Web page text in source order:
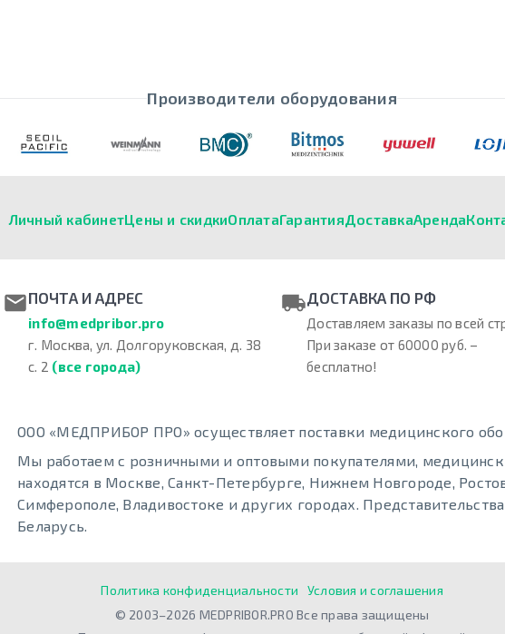
Производители оборудования
Личный кабинетЦены и скидкиОплатаГарантияДоставкаАренда
ПОЧТА И АДРЕС
info@medpribor.pro
г. Москва, ул. Долгоруковская, д. 38
с. 2 (все города)
ДОСТАВКА ПО РФ
Доставляем заказы по всей
При заказе от 60000 руб. –
бесплатно!
ООО «МЕДПРИБОР ПРО» осуществляет поставки медицинского
Мы работаем с розничными и оптовыми покупателями,
находятся в Москве, Санкт-Петербурге, Нижнем Новгороде,
Симферополе, Владивостоке и других городах.
Беларусь.
Политика конфиденциальности
Условия и соглашения
© 2003–2026 MEDPRIBOR.PRO Все права защищены